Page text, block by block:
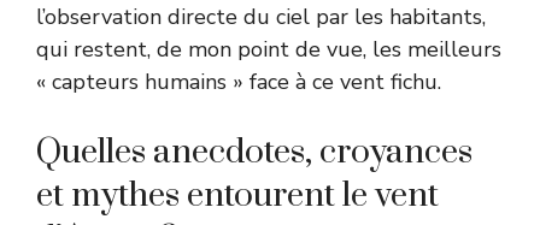
l’observation directe du ciel par les habitants,
qui restent, de mon point de vue, les meilleurs
« capteurs humains » face à ce vent fichu.
Quelles anecdotes, croyances
et mythes entourent le vent